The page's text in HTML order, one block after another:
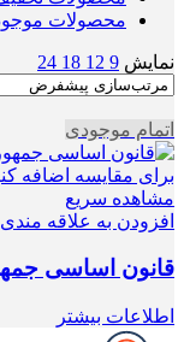
محصولات
نمایش 9
12
18
24
اتمام موجودی
برای مقایسه اضافه
مشاهده سریع
افزودن به علاقه مندی
قانون اساسی
اطلاعات بیشتر